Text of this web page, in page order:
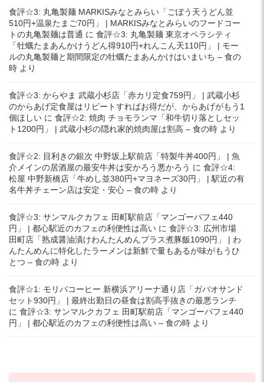
食評☆3: 丸亀製麺 MARKISみなとみらい「ごぼう天うどん並
510円+温泉たまご70円」 | MARKISみなとみらいのフードコー
トの丸亀製麺は普通 に 食評☆3: 丸亀製麺 東京オペラシティ
「牡蠣たまあんかけうどん得910円+れんこん天110円」 | モー
ルの丸亀製麺と期間限定の牡蠣たまあんかけはいまいち – 食の
時 より
食評☆3: からやま 武蔵小杉店「赤カリ定食759円」 | 武蔵小杉
のからあげ定食屋はリピートすればお得だが、からあげがもう1
個ほしい に 食評☆2: 焼肉 チョモランマ「和牛切り落としセッ
ト1200円」 | 武蔵小杉の隠れ家的焼肉屋は割高 – 食の時 より
食評☆2: 目利きの銀次 中野坂上駅前店「特製牛丼400円」 | 魚
介メインの居酒屋の最安牛丼は安かろう悪かろう に 食評☆4:
松屋 中野新橋店「牛めし並380円+マヨネーズ30円」 | 駅近の有
名牛丼チェーン店は安定・安心 – 食の時 より
食評☆3: サンマルクカフェ 田町駅前店「マンゴーパフェ440
円」 | 都心駅近のカフェの利便性は高い に 食評☆3: 広州市場
田町店「熟成醤油漬けわんたんめんプラス煮豚飯1090円」 | わ
んたんめんに特化したラーメンは新鮮で量もあるが味がもうひ
とつ – 食の時 より
食評☆1: モリバコーヒー 新横浜アリーナ通り店「ガバオサンド
セット930円」 | 最終出勤日の昼食は割高手抜きの最悪ランチ
に 食評☆3: サンマルクカフェ 田町駅前店「マンゴーパフェ440
円」 | 都心駅近のカフェの利便性は高い – 食の時 より